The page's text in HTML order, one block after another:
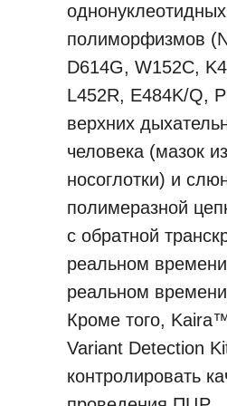
Характеристики:
• Позволяет
Характеристики:
• Позволяет
мишени COVID-19
• Хранить при
-25 ~ 15 °C.
• Готов к
• Совместим с
системами
Состав:
Характеристики:
• Позволяет
мишени SARS-
ген ORF1a).
• Готов к
Характеристики:
• Простые сбор и
образцов.
• Предварительно
нетоксичный
буфер.
• Есть индикатор
Состав:
• Коллекторная
воронкой).
однонуклеотидных
полиморфизмов
D614G, W152C,
L452R, E484K/Q,
верхних
человека (мазок
носоглотки) и
полимеразной
с обратной
реальном
реальном
Кроме того,
Variant Detection
контролировать